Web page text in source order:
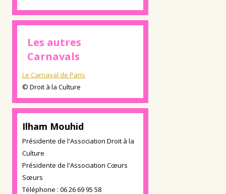
Les autres
Carnavals
Le Carnaval de Paris
© Droit à la Culture
Ilham Mouhid
Présidente de l'Association Droit à la
Culture
Présidente de l'Association Cœurs
Sœurs
Téléphone : 06 26 69 95 58